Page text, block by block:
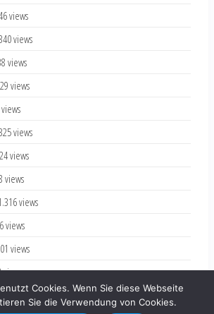
views
views
views
views
views
views
views
views
views
views
Cookies. Wenn Sie diese Webseite
Sie die Verwendung von Cookies.